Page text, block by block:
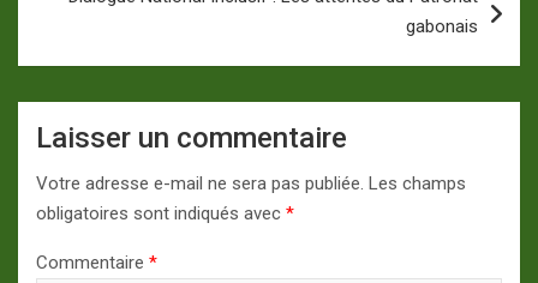
gabonais
Laisser un commentaire
Votre adresse e-mail ne sera pas publiée. Les champs
obligatoires sont indiqués avec *
Commentaire *